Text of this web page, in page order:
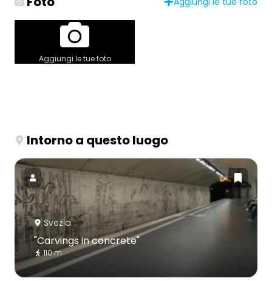
Aggiungi le tue foto
Intorno a questo luogo
Svezia
"Carvings in concrete"
110 m